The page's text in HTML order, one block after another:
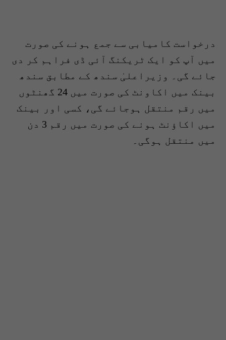
درخواست کامیابی سے جمع ہونے کی صورت
میں آپ کو ایک ٹریکنگ آئی ڈی فراہم کر دی
جائے گی۔ وزیراعلیٰ سندھ کے مطابق سندھ
بینک میں اکاونٹ کی صورت میں 24 گھنٹوں
میں رقم منتقل ہوجائے گی، کسی اور بینک
میں اکاؤنٹ ہونے کی صورت میں رقم 3 دن
میں منتقل ہوگی۔